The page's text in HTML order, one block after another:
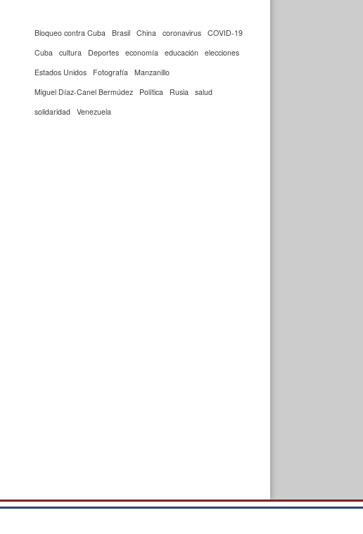
Bloqueo contra Cuba Brasil China coronavirus COVID-19
Cuba
cultura Deportes economía educación elecciones
Estados Unidos
Fotografía
Manzanillo
Miguel Díaz-Canel Bermúdez
Política Rusia
salud
solidaridad Venezuela